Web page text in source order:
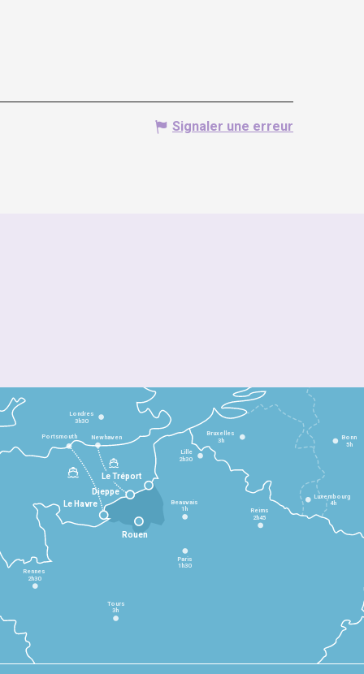
Signaler une erreur
Le Havre
Dieppe
Le Tréport
Rennes
2h30
Tours
3h
Paris
1h30
Beauvais
1h Reims
2h45
Lille
2h30
Bruxelles
3h
Londres
3h30
Newhaven
Portsmouth Bonn
5h
Luxembourg
4h
Rouen